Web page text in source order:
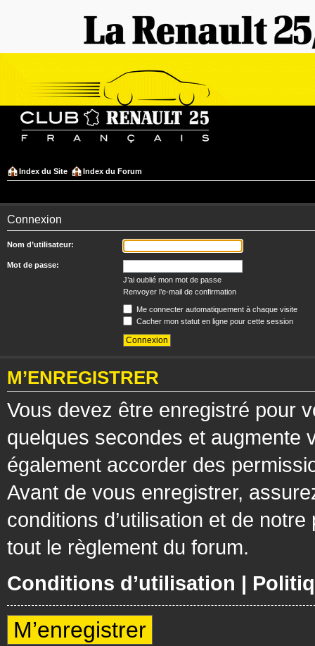
Index du Site Index du Forum
Connexion
Nom d’utilisateur:
Mot de passe:
J’ai oublié mon mot de passe
Renvoyer l’e-mail de confirmation
Me connecter automatiquement à chaque visite
Cacher mon statut en ligne pour cette session
M’ENREGISTRER
Vous devez être enregistré pour
quelques secondes et augmente
également accorder des
Avant de vous enregistrer,
conditions d’utilisation et de
tout le règlement du forum.
Conditions d’utilisation |
M’enregistrer